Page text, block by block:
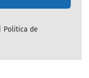
Politica de